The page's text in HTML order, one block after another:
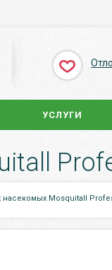
УСЛУГИ
насекомых Mosquitall